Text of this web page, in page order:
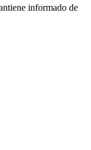
informado de